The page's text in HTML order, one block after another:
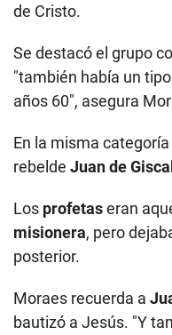
de Cristo.
Se destacó el grupo
"también había un
años 60", asegura
En la misma
rebelde Juan de
Los profetaseran
misionera, pero
posterior.
Moraes recuerda a
bautizó a Jesús. "Y